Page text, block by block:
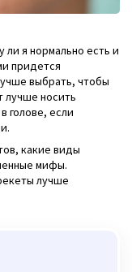
ли я нормально есть и
придется
выбрать, чтобы
лучше носить
голове, если
какие виды
мифы.
лучше